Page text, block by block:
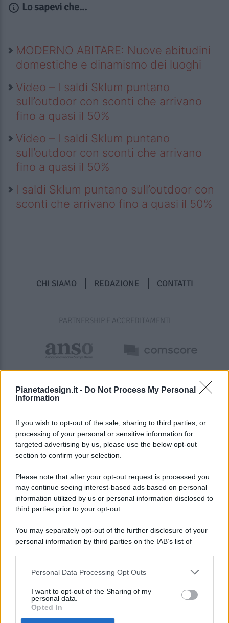
Pianetadesign.it - Do Not Process My Personal
Information
If you wish to opt-out of the sale, sharing to third parties, or
processing of your personal or sensitive information for
targeted advertising by us, please use the below opt-out
section to confirm your selection.
Please note that after your opt-out request is processed you
may continue seeing interest-based ads based on personal
information utilized by us or personal information disclosed to
third parties prior to your opt-out.
You may separately opt-out of the further disclosure of your
personal information by third parties on the IAB’s list of
This information may also be disclosed by us to third parties
disclose it to other third parties.
Personal Data Processing Opt Outs
I want to opt-out of the Sharing of my
personal data.
Opted In
Lo sapevi che...
MODERNO ABITARE: Nuove abitudini
domestiche e dinamismo dei luoghi
Video – I saldi Sklum puntano
sull’outdoor con sconti che arrivano
fino a quasi il 50%
Video – I saldi Sklum puntano
sull’outdoor con sconti che arrivano
fino a quasi il 50%
I saldi Sklum puntano sull’outdoor con
sconti che arrivano fino a quasi il 50%
CHI SIAMO REDAZIONE CONTATTI
PARTNERSHIP E ACCREDITAMENTI
© 2026 - Pianeta Design - P.IVA 04827280654 - Testata
Registrata Al Tribunale Di Nocera Inferiore N. 8/2020 - RG N.
ISCRIZIONE AL ROC N. 35792 – ISCRITTA ALL’ANSO
(ASSOCIAZIONE NAZIONALE STAMPA ONLINE)
PREFERENZE PRIVACY